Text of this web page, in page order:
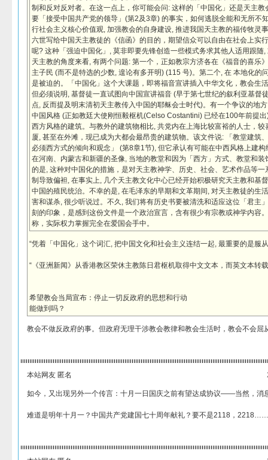
制和反对反对者。在这一点上，你可能会问: 这样的「中国化」还是天主
要「接受中国共产党的领导」(第2及3章) 的事实，如何逃脱全能和无所不
行社会主义核心价值观, 加强教会的自身建设, 推进我国天主教的福传牧灵
六世写给中国天主教徒的《信函》的目的，期望信众可以自由在社会上实
呢? 这种「强迫中国化」, 莫非即要先锋创造一些模式务求其他人适用跟随
天主教的角度来看, 有两个问题: 第一个，正如教宗方济各在《福音的喜乐
主子民 (而不是特选的少数, 遑论有多开明) (115 号)。第二个, 在 本地化的
是被迫的。「中国化」这个大课题，即将福音宣讲插入中华文化，教会生
但必须说明, 基督徒一直试图向中国宣讲福音 (早于第七世纪的叙利亚基督
点, 反而提及明末清初天主教传入中国的耶稣会士时代)。有一个争议的地
中国风格 (正如教廷大使刚恒毅枢机(Celso Costantini) 已经在100年前提
西方风格的建筑。与教外的建筑物相比, 共党内在上海比较富裕的人士，
厦, 甚至在外滩，现已成为大都会最昂贵的建筑物。该文件说: 「教堂建筑
必须西方式的倾向和观念」 (第8章1节), 但它承认有可能在中西风格上建
在河南、内蒙古和新疆的圣像, 当地的教堂和因为「西方」方式、教堂和
的是, 这种对中国化的措施，是对天主教神学、历史、社会、艺术作品等
制导致偏袒, 在事实上, 几个天主教文化中心已经开始积极研究天主教和基
中国的殖民统治。不幸的是, 在毛泽东的早期和文革期间, 对天主教徒的生
害和谋杀, 很少听说过。不久, 我们将有历史书要被清洗和适应这位「君主
刻的印象，是感到这份文件是一个政治宣言，含有很少有宗教或神学内容
称，实际权力掌握完全在爱国会手中。
“凭着「中国化」这个词汇, 把中国文化和社会主义连结一起, 最重要的是服
“《亚洲新闻》从香港教区荣休主教陈日君枢机取得中文文本，而英文本转
希望教会当局宣布：停止一切反政府的思想和行动
能做到吗？
教会不做反政府的事。但政府无理干涉教会教律和教会生活时，教会不会屈
本站网友 匿名
如今，又出现另外一个传言：十月一日国庆之前有望达成协议——当然，消
难道是明年十月一？中国共产党建国七十周年献礼？要不是2118，